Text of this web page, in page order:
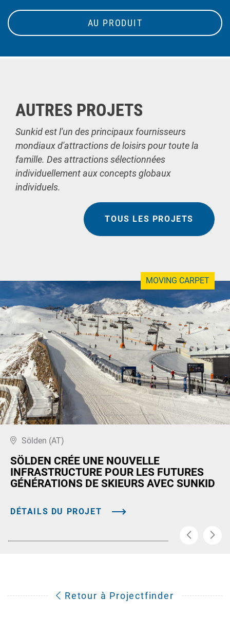
AU PRODUIT
AUTRES PROJETS
Sunkid est l'un des principaux fournisseurs
mondiaux d'attractions de loisirs pour toute la
famille. Des attractions sélectionnées
individuellement aux concepts globaux
individuels.
TOUS LES PROJETS
MOVING CARPET
Sölden (AT)
SÖLDEN CRÉE UNE NOUVELLE
INFRASTRUCTURE POUR LES FUTURES
GÉNÉRATIONS DE SKIEURS AVEC SUNKID
DÉTAILS DU PROJET
Retour à Projectfinder